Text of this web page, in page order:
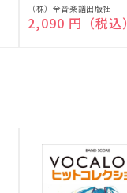
販
売
（株）全音楽譜出版社
通常価格
2,090 円（税込）